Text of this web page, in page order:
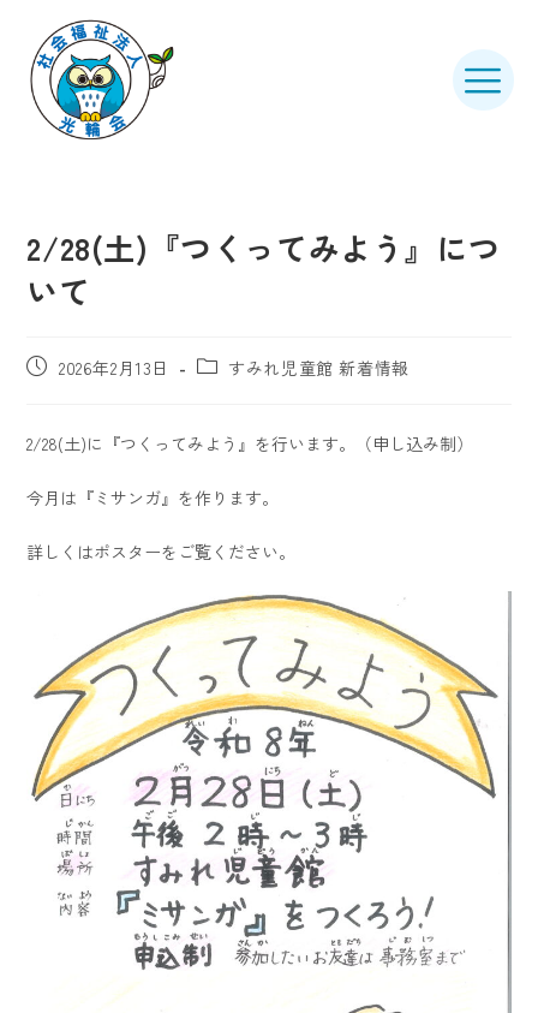
2/28(土)『つくってみよう』につ
いて
2026年2月13日 すみれ児童館 新着情報
2/28(土)に『つくってみよう』を行います。（申し込み制）
今月は『ミサンガ』を作ります。
詳しくはポスターをご覧ください。